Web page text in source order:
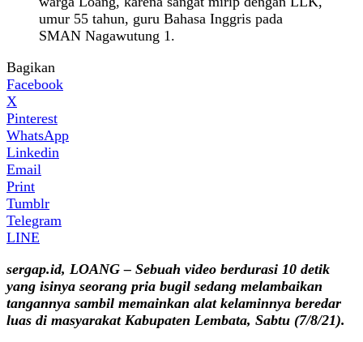
umur 55 tahun, guru Bahasa Inggris pada
SMAN Nagawutung 1.
Bagikan
Facebook
X
Pinterest
WhatsApp
Linkedin
Email
Print
Tumblr
Telegram
LINE
sergap.id, LOANG – Sebuah video berdurasi 10 detik
yang isinya seorang pria bugil sedang melambaikan
tangannya sambil memainkan alat kelaminnya beredar
luas di masyarakat Kabupaten Lembata, Sabtu (7/8/21).